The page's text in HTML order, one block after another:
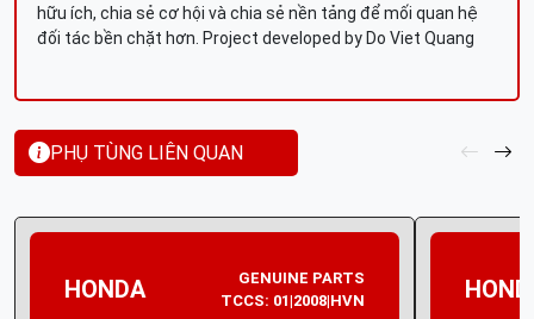
hữu ích, chia sẻ cơ hội và chia sẻ nền tảng để mối quan hệ
đối tác bền chặt hơn. Project developed by Do Viet Quang
PHỤ TÙNG LIÊN QUAN
HONDA
GENUINE PARTS
TCCS: 01|2008|HVN